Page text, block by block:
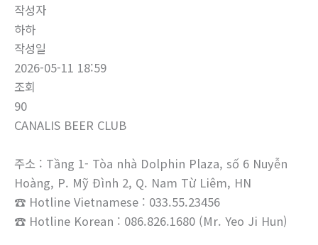
작성자
하하
작성일
2026-05-11 18:59
조회
90
CANALIS BEER CLUB
주소 : Tầng 1- Tòa nhà Dolphin Plaza, số 6 Nuyễn
Hoàng, P. Mỹ Đình 2, Q. Nam Từ Liêm, HN
☎ Hotline Vietnamese : 033.55.23456
☎ Hotline Korean : 086.826.1680 (Mr. Yeo Ji Hun)